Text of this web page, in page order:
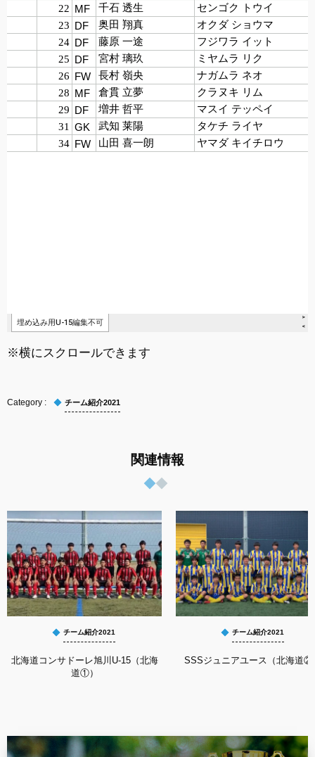
※横にスクロールできます
チーム紹介2021
関連情報
チーム紹介2021
北海道コンサドーレ旭川U-15（北海
道①）
チーム紹介2021
SSSジュニアユース（北海道②